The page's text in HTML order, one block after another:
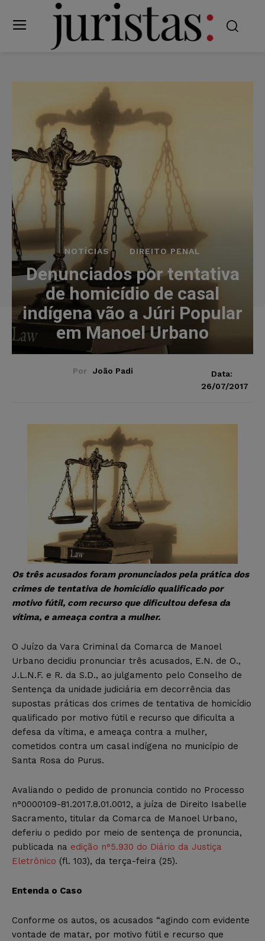
NOTÍCIAS DIREITO PENAL
Denunciados por tentativa
de homicídio de casal
indígena vão a Júri Popular
em Manoel Urbano
Por João Padi
Data:
26/07/2017
Os três acusados foram pronunciados pela prática dos
crimes de tentativa de homicídio qualificado por
motivo fútil, com recurso que dificultou defesa da
vítima, e ameaça contra a mulher.
O Juízo da Vara Criminal da Comarca de Manoel
Urbano decidiu pronunciar três acusados, E.N. de O.,
J.L.N.F. e R. da S.D., ao julgamento pelo Conselho de
Sentença da unidade judiciária em decorrência das
supostas práticas dos crimes de tentativa de homicídio
qualificado por motivo fútil e recurso que dificulta a
defesa da vítima, e ameaça contra a mulher,
cometidos contra um casal indígena no município de
Santa Rosa do Purus.
Avaliando o pedido de pronuncia contido no Processo
n°0000109-81.2017.8.01.0012, a juíza de Direito Isabelle
Sacramento, titular da Comarca de Manoel Urbano,
deferiu o pedido por meio de sentença de pronuncia,
publicada na edição n°5.930 do Diário da Justiça
Eletrônico (fl. 103), da terça-feira (25).
Entenda o Caso
Conforme os autos, os acusados “agindo com evidente
vontade de matar, por motivo fútil e recurso que